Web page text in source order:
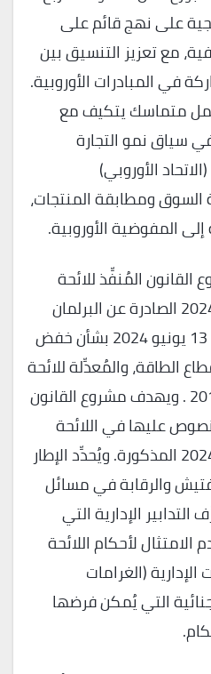
على نهج قائم على
مع تعزيز التنسيق بين
في المبادرات الأوروبية.
متماسك يتكيف مع
سياق نمو التجارة
الأوروبي)
السوق ومطابقة المنتجات،
المفوضية الأوروبية.
المُنفِّذ للائحة
(الاتحاد الأوروبي) 2024/1787 الصادرة عن البرلمان
الأوروبي والمجلس بتاريخ 13 يونيو 2024 بشأن خفض
الطاقة، والمُعدِّلة للائحة
(الاتحاد الأوروبي) 2019/942 . ويهدف مشروع القانون
عليها في اللائحة
(الاتحاد الأوروبي) 2024/1787 المذكورة. ويُحدِّد الإطار
والرقابة في مسائل
التدابير الإدارية التي
لأحكام اللائحة
(الغرامات
التي يُمكن فرضها